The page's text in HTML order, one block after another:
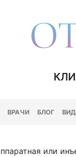
ВРАЧИ БЛОГ
или